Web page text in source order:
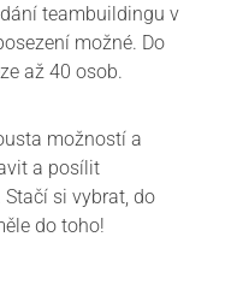
teambuildingu v
možné. Do
až 40 osob.
možností a
a posílit
si vybrat, do
do toho!